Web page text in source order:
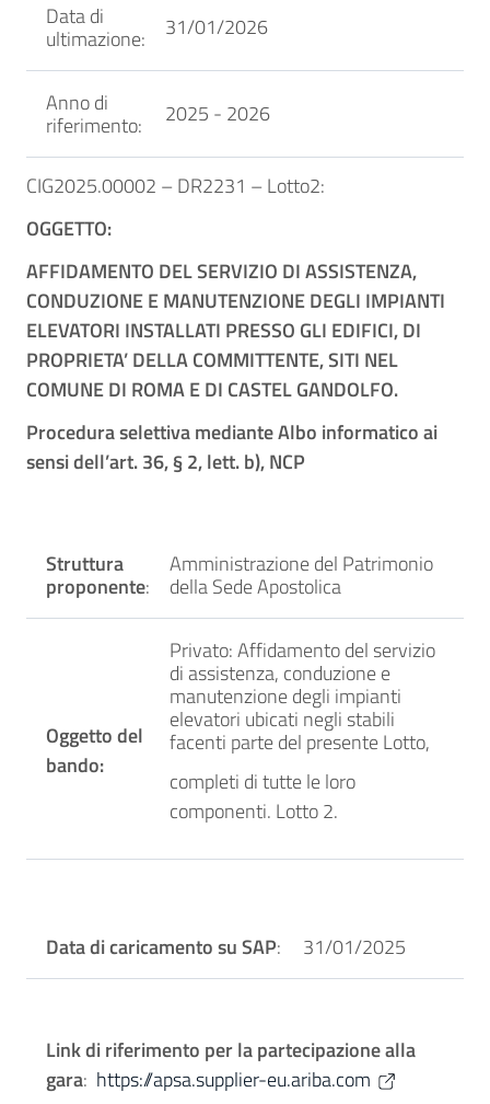
Data di
ultimazione: 31/01/2026
Anno di
riferimento: 2025 - 2026
CIG2025.00002 – DR2231 – Lotto2:
OGGETTO:
AFFIDAMENTO DEL SERVIZIO DI ASSISTENZA,
CONDUZIONE E MANUTENZIONE DEGLI IMPIANTI
ELEVATORI INSTALLATI PRESSO GLI EDIFICI, DI
PROPRIETA’ DELLA COMMITTENTE, SITI NEL
COMUNE DI ROMA E DI CASTEL GANDOLFO.
Procedura selettiva mediante Albo informatico ai
sensi dell’art. 36, § 2, lett. b), NCP
Struttura
proponente:
Amministrazione del Patrimonio
della Sede Apostolica
Oggetto del
bando:
Privato: Affidamento del servizio
di assistenza, conduzione e
manutenzione degli impianti
elevatori ubicati negli stabili
facenti parte del presente Lotto,
completi di tutte le loro
componenti. Lotto 2.
Data di caricamento su SAP: 31/01/2025
Link di riferimento per la partecipazione alla
gara: https://apsa.supplier-eu.ariba.com